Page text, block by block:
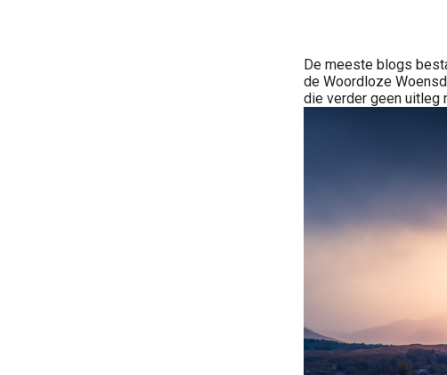
De meeste blogs
de Woordloze
die verder geen uitleg